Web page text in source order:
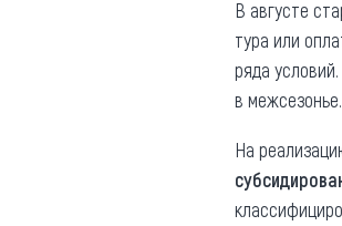
В августе
тура или
ряда условий.
в межсезонье.
На